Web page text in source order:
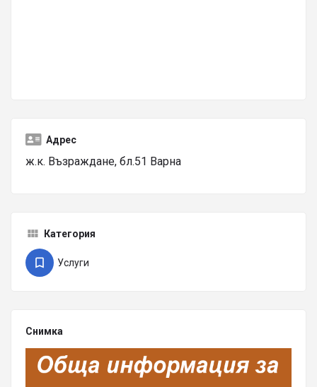
Адрес
ж.к. Възраждане, бл.51 Варна
Категория
Услуги
Снимка